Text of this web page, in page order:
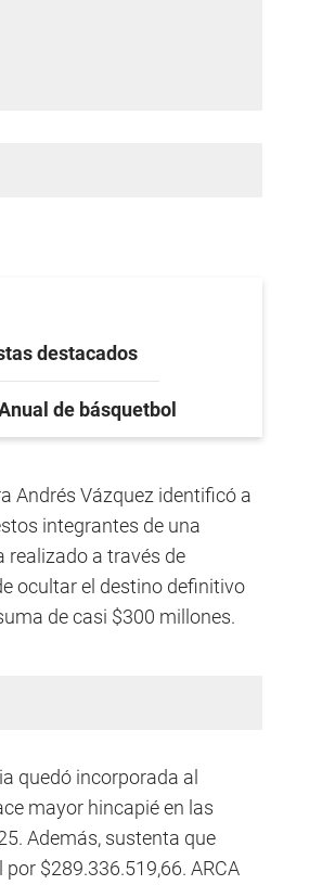
destacados
de básquetbol
Andrés Vázquez identificó a
integrantes de una
realizado a través de
ocultar el destino definitivo
de casi $300 millones.
quedó incorporada al
mayor hincapié en las
Además, sustenta que
$289.336.519,66. ARCA